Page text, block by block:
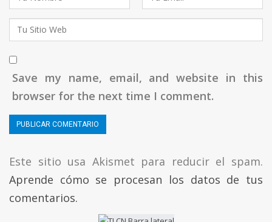
Save my name, email, and website in this
browser for the next time I comment.
Este sitio usa Akismet para reducir el spam.
Aprende cómo se procesan los datos de tus
comentarios.